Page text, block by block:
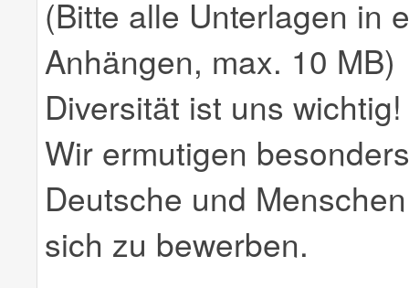
(Bitte alle Unterlagen in
Anhängen, max. 10 MB)
Diversität ist uns wichtig!
Wir ermutigen
Deutsche und
sich zu bewerben.